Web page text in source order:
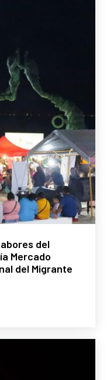
del
Mercado
del Migrante